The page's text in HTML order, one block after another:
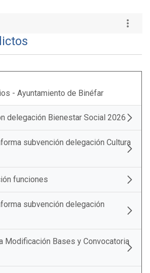
- Ayuntamiento de Binéfar
delegación Bienestar Social 2026
subvención delegación Cultura
funciones
subvención delegación
Modificación Bases y Convocatoria